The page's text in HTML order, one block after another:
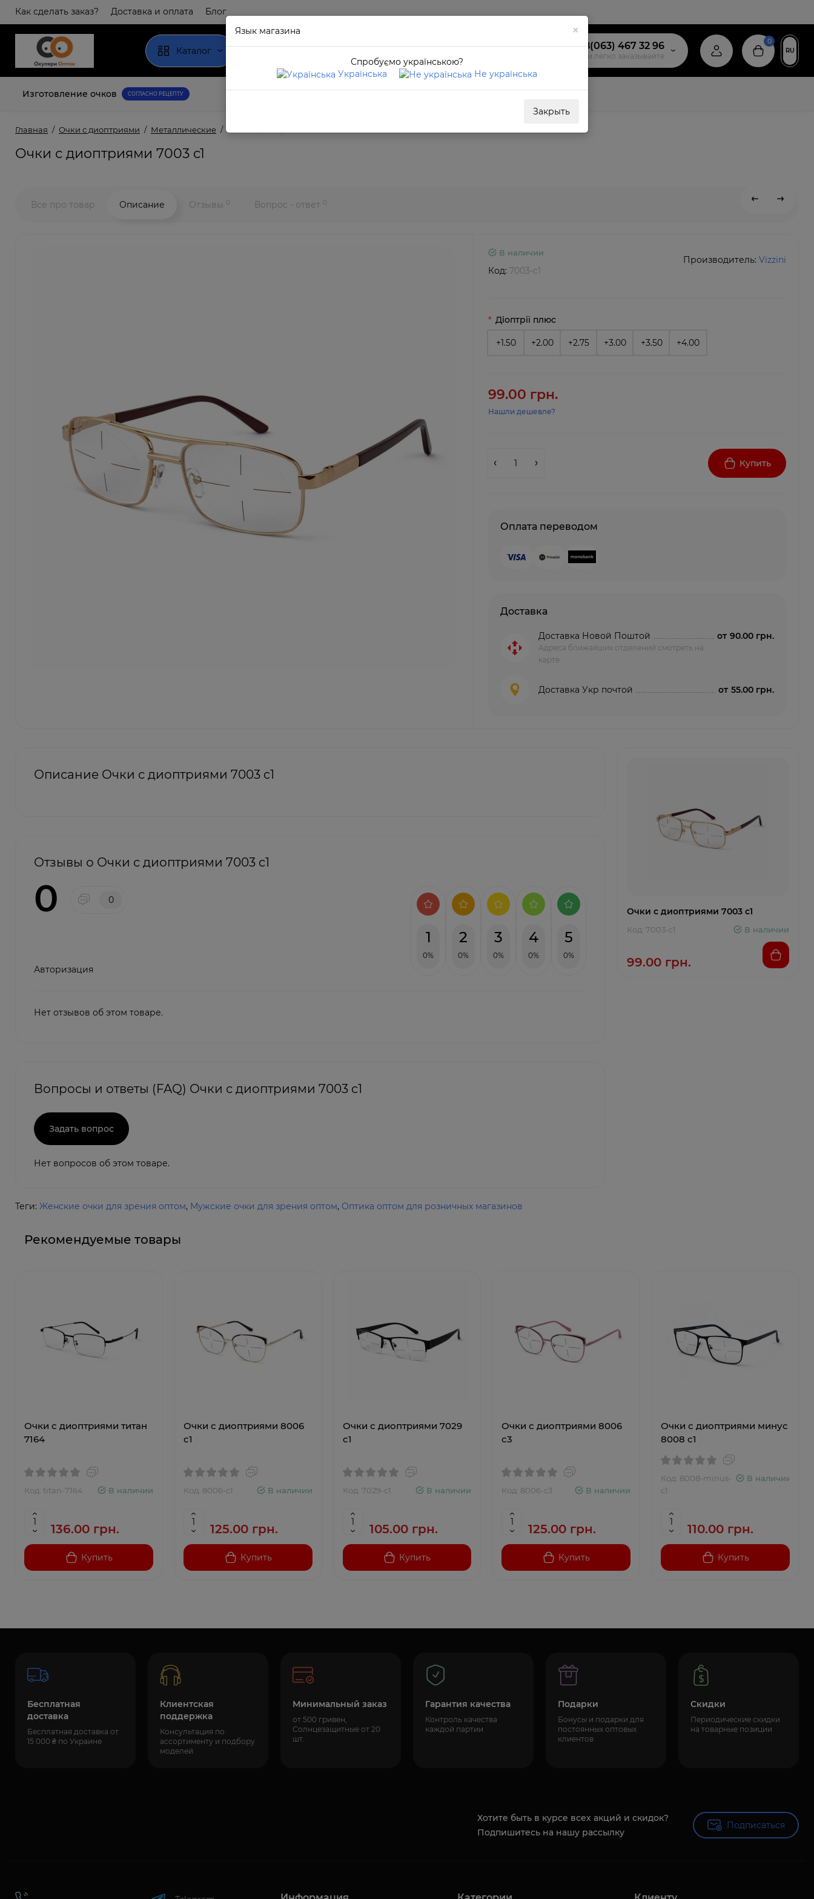
Как сделать заказ? Доставка и оплата Блог
Каталог +38(063) 467 32 96
звоните и легко заказывайте
0
RU
Изготовление очков СОГЛАСНО РЕЦЕПТУ
Главная Очки с диоптриями Металлические
Очки с диоптриями 7003 c1
×
Язык магазина
Спробуємо українською?
Українська
Не українська
Закрыть
Все про товар Описание Отзывы 0 Вопрос - ответ 0
В наличии
Код: 7003-c1
Производитель: Vizzini
Діоптрії плюс
+1.50 +2.00 +2.75 +3.00 +3.50 +4.00
99.00 грн.
Нашли дешевле?
Купить
Оплата переводом
Доставка
Доставка Новой Поштой
Адреса ближайших отделений смотреть на
карте
от 90.00 грн.
Доставка Укр почтой от 55.00 грн.
Описание Очки с диоптриями 7003 c1
Отзывы о Очки с диоптриями 7003 c1
0 0
Авторизация
1
0%
2
0%
3
0%
4
0%
5
0%
Нет отзывов об этом товаре.
Вопросы и ответы (FAQ) Очки с диоптриями 7003 c1
Задать вопрос
Нет вопросов об этом товаре.
Очки с диоптриями 7003 c1
Код: 7003-c1 В наличии
99.00 грн.
Теги: Женские очки для зрения оптом, Мужские очки для зрения оптом, Оптика оптом для розничных магазинов
Рекомендуемые товары
Очки с диоптриями титан
7164
Код: titan-7164 В наличии
136.00 грн.
Купить
Очки с диоптриями 8006
c1
Код: 8006-c1 В наличии
125.00 грн.
Купить
Очки с диоптриями 7029
c1
Код: 7029-c1 В наличии
105.00 грн.
Купить
Очки с диоптриями 8006
c3
Код: 8006-c3 В наличии
125.00 грн.
Купить
Очки с диоптриями минус
8008 c1
Код: 8008-minus-
c1
В наличии
110.00 грн.
Купить
Бесплатная
доставка
Бесплатная доставка от
15 000 ₴ по Украине
Клиентская
поддержка
Консультация по
ассортименту и подбору
моделей
Минимальный заказ
от 500 гривен,
Солнцезащитные от 20
шт.
Гарантия качества
Контроль качества
каждой партии
Подарки
Бонусы и подарки для
постоянных оптовых
клиентов
Скидки
Периодические скидки
на товарные позиции
Хотите быть в курсе всех акций и скидок?
Подпишитесь на нашу рассылку
Подписаться
Подписаться